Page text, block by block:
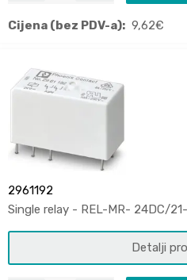
Cijena (bez PDV-a): 9,62€
2961192
Single relay - REL-MR- 24DC/
Detalji